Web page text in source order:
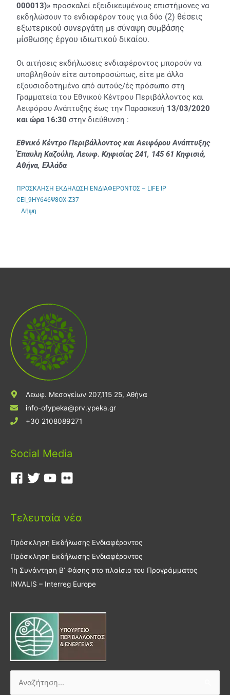
000013)» προσκαλεί εξειδικευμένους επιστήμονες να
εκδηλώσουν το ενδιαφέρον τους για δύο (2) θέσεις
εξωτερικού συνεργάτη με σύναψη συμβάσης
μίσθωσης έργου ιδιωτικού δικαίου.
Οι αιτήσεις εκδήλωσεις ενδιαφέροντος μπορούν να
υποβληθούν είτε αυτοπροσώπως, είτε με άλλο
εξουσιοδοτημένο από αυτούς/ές πρόσωπο στη
Γραμματεία του Εθνικού Κέντρου Περιβάλλοντος και
Αειφόρου Ανάπτυξης έως την Παρασκευή 13/03/2020
και ώρα 16:30στην διεύθυνση :
Εθνικό Κέντρο Περιβάλλοντος και Αειφόρου Ανάπτυξης
Έπαυλη Καζούλη, Λεωφ. Κηφισίας 241, 145 61 Κηφισιά,
Αθήνα, Ελλάδα
ΠΡΟΣΚΛΗΣΗ ΕΚΔΗΛΩΣΗ ΕΝΔΙΑΦΕΡΟΝΤΟΣ – LIFE IP
CEI_9ΗΥ646Ψ8ΟΧ-Ζ37
Λήψη
Λεωφ. Μεσογείων 207,115 25, Αθήνα
info-ofypeka@prv.ypeka.gr
+30 2108089271
Social Media
Τελευταία νέα
Πρόσκληση Εκδήλωσης Ενδιαφέροντος
Πρόσκληση Εκδήλωσης Ενδιαφέροντος
1η Συνάντηση Β’ Φάσης στο πλαίσιο του Προγράμματος
INVALIS – Interreg Europe
Αναζήτηση